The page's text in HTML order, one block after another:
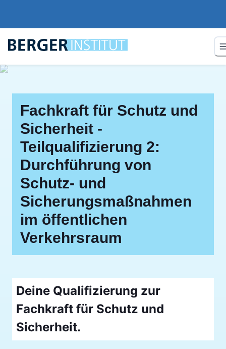
Fachkraft für Schutz und
Sicherheit -
Teilqualifizierung 2:
Durchführung von
Schutz- und
Sicherungsmaßnahmen
im öffentlichen
Verkehrsraum
Deine Qualifizierung zur
Fachkraft für Schutz und
Sicherheit.